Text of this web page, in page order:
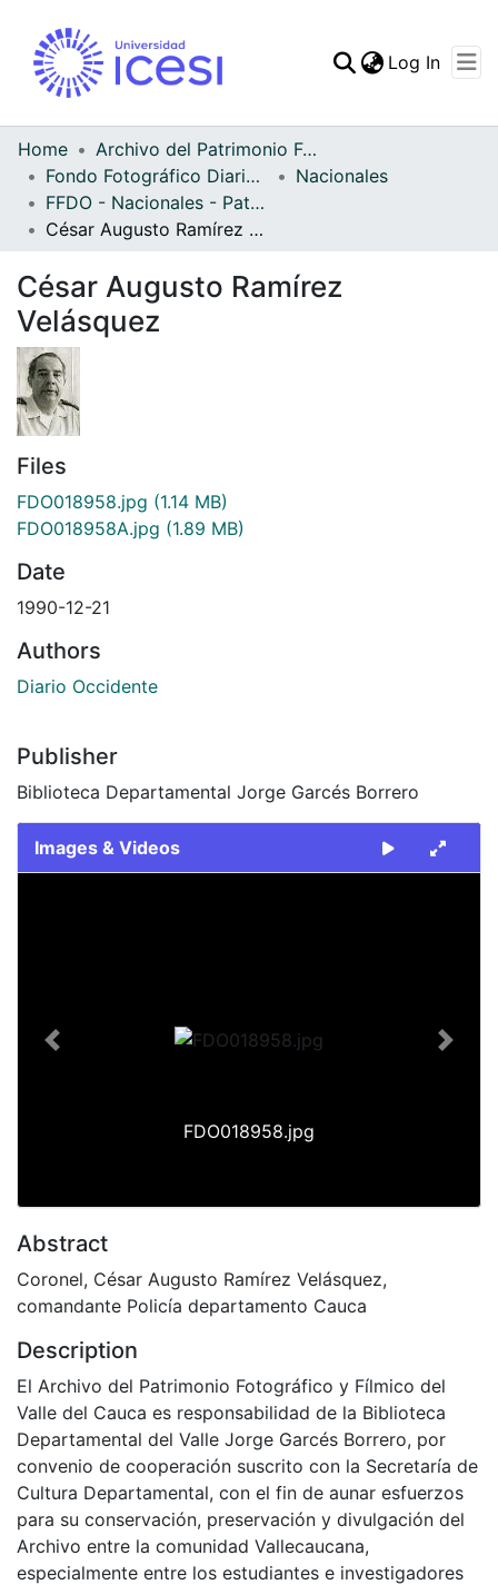
Statistics
Log In
Home
Archivo del Patrimonio Fotográfico y Fílmico del Valle del Cauca
Fondo Fotográfico Diario Occidente
Nacionales
FFDO - Nacionales - Patrimonial
César Augusto Ramírez Velásquez
César Augusto Ramírez
Velásquez
Files
FDO018958.jpg (1.14 MB)
FDO018958A.jpg (1.89 MB)
Date
1990-12-21
Authors
Diario Occidente
Publisher
Biblioteca Departamental Jorge Garcés Borrero
Images & Videos
FDO018958.jpg
Previous Next
Abstract
Coronel, César Augusto Ramírez Velásquez,
comandante Policía departamento Cauca
Description
El Archivo del Patrimonio Fotográfico y Fílmico del
Valle del Cauca es responsabilidad de la Biblioteca
Departamental del Valle Jorge Garcés Borrero, por
convenio de cooperación suscrito con la Secretaría de
Cultura Departamental, con el fin de aunar esfuerzos
para su conservación, preservación y divulgación del
Archivo entre la comunidad Vallecaucana,
especialmente entre los estudiantes e investigadores